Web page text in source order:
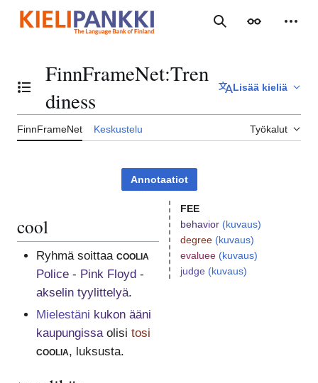
sisältöön
Haku Ulkoasu
Vaihda sisällysluettelo
FinnFrameNet:Tren
diness
Lisää kieliä
FinnFrameNet Keskustelu Työkalut
Annotaatiot
cool
Ryhmä soittaa coolia
Police - Pink Floyd -
akselin tyylittelyä.
Mielestäni kukon ääni
kaupungissaolisi tosi
coolia, luksusta.
FEE
behavior (kuvaus)
degree (kuvaus)
evaluee (kuvaus)
judge (kuvaus)